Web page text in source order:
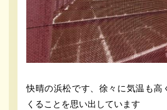
快晴の浜松です、徐々に気温も高
くることを思い出しています